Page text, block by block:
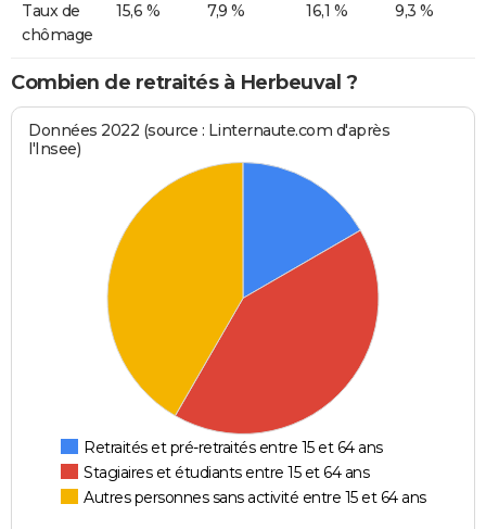
Taux de
chômage
15,6 % 7,9 % 16,1 % 9,3 %
Combien de retraités à Herbeuval ?
Données 2022 (source : Linternaute.com d'après
l'Insee)
Retraités et pré-retraités entre 15 et 64 ans
Stagiaires et étudiants entre 15 et 64 ans
Autres personnes sans activité entre 15 et 64 ans